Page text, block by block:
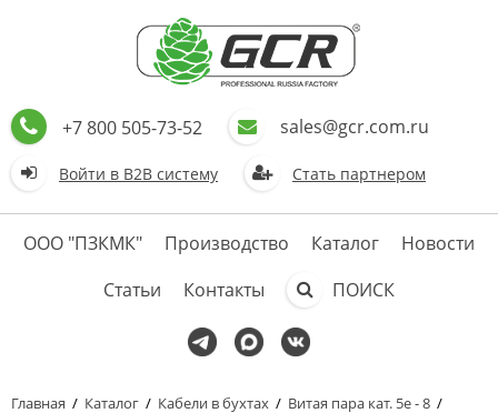
+7 800 505-73-52 sales@gcr.com.ru
Войти в В2В систему Стать партнером
ООО "ПЗКМК" Производство Каталог
Новости
Статьи
Контакты ПОИСК
Главная / Каталог / Кабели в бухтах / Витая пара кат. 5е - 8 /